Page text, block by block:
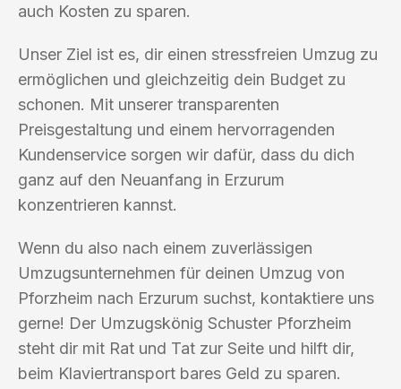
auch Kosten zu sparen.
Unser Ziel ist es, dir einen stressfreien Umzug zu
ermöglichen und gleichzeitig dein Budget zu
schonen. Mit unserer transparenten
Preisgestaltung und einem hervorragenden
Kundenservice sorgen wir dafür, dass du dich
ganz auf den Neuanfang in Erzurum
konzentrieren kannst.
Wenn du also nach einem zuverlässigen
Umzugsunternehmen für deinen Umzug von
Pforzheim nach Erzurum suchst, kontaktiere uns
gerne! Der Umzugskönig Schuster Pforzheim
steht dir mit Rat und Tat zur Seite und hilft dir,
beim Klaviertransport bares Geld zu sparen.